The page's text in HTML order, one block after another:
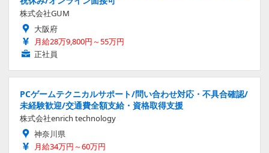
株式会社GUM
大阪府
月給28万9,800円～55万円
正社員
PCゲームテクニカルサポート/問い合わせ対応・不具合確認/
未経験歓迎/交通費全額支給・資格取得支援
株式会社enrich technology
神奈川県
月給34万円～60万円